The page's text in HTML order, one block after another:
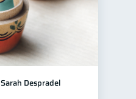
Sarah Despradel